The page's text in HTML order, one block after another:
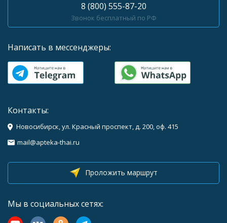
8 (800) 555-87-20
Звонок бесплатный по РФ
Написать в мессенджеры:
Контакты:
Новосибирск, ул. Красный проспект, д. 200, оф. 415
mail@apteka-thai.ru
Проложить маршрут
Мы в социальных сетях: